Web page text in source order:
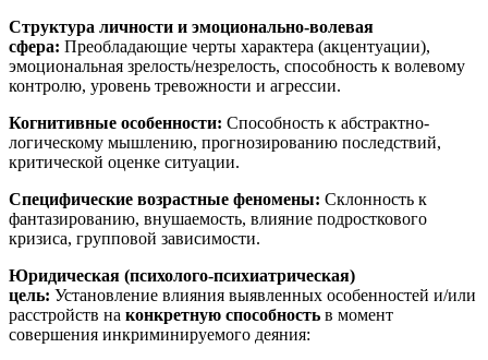
Структура личности и эмоционально-волевая
сфера: Преобладающие черты характера (акцентуации),
эмоциональная зрелость/незрелость, способность к волевому
контролю, уровень тревожности и агрессии.
Когнитивные особенности: Способность к абстрактно-
логическому мышлению, прогнозированию последствий,
критической оценке ситуации.
Специфические возрастные феномены: Склонность к
фантазированию, внушаемость, влияние подросткового
кризиса, групповой зависимости.
Юридическая (психолого-психиатрическая)
цель: Установление влияния выявленных особенностей и/или
расстройств на конкретную способность в момент
совершения инкриминируемого деяния: